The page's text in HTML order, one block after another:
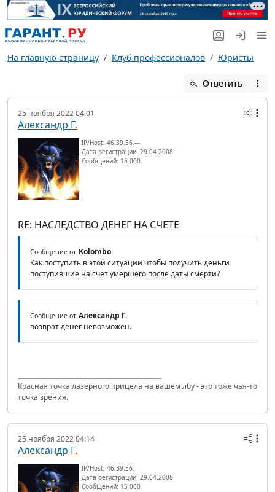
На главную страницу Клуб профессионалов Юристы
Ответить
25 ноября 2022 04:01
Александр Г.
IP/Host: 46.39.56.---
Дата регистрации: 29.04.2008
Сообщений: 15 000
RE: НАСЛЕДСТВО ДЕНЕГ НА СЧЕТЕ
Сообщение от Kolombo
Как поступить в этой ситуации чтобы получить деньги
поступившие на счет умершего после даты смерти?
Сообщение от Александр Г.
возврат денег невозможен.
Красная точка лазерного прицела на вашем лбу - это тоже чья-то
точка зрения.
25 ноября 2022 04:14
Александр Г.
IP/Host: 46.39.56.---
Дата регистрации: 29.04.2008
Сообщений: 15 000